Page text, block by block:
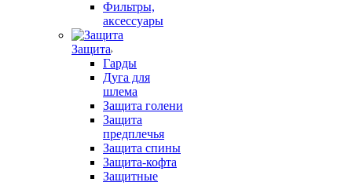
Фильтры,
аксессуары
Защита
Гарды
Дуга для
шлема
Защита голени
Защита
предплечья
Защита спины
Защита-кофта
Защитные